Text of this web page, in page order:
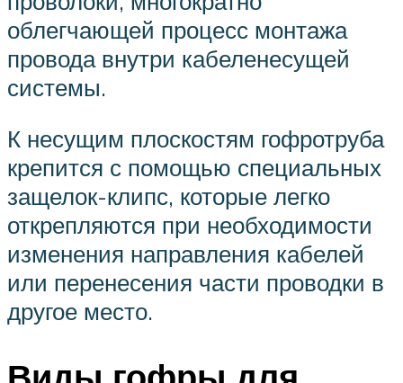
облегчающей процесс монтажа
провода внутри кабеленесущей
системы.
К несущим плоскостям гофротруба
крепится с помощью специальных
защелок-клипс, которые легко
открепляются при необходимости
изменения направления кабелей
или перенесения части проводки в
другое место.